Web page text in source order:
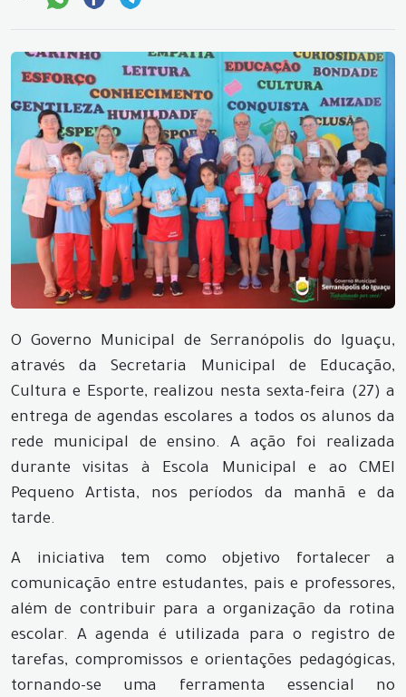
O Governo Municipal de Serranópolis do Iguaçu,
através da Secretaria Municipal de Educação,
Cultura e Esporte, realizou nesta sexta-feira (27) a
entrega de agendas escolares a todos os alunos da
rede municipal de ensino. A ação foi realizada
durante visitas à Escola Municipal e ao CMEI
Pequeno Artista, nos períodos da manhã e da
tarde.
A iniciativa tem como objetivo fortalecer a
comunicação entre estudantes, pais e professores,
além de contribuir para a organização da rotina
escolar. A agenda é utilizada para o registro de
tarefas, compromissos e orientações pedagógicas,
tornando-se uma ferramenta essencial no